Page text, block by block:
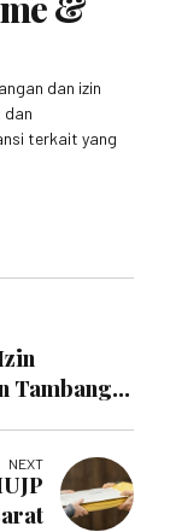
dan izin
dan
terkait yang
Tambang
NEXT